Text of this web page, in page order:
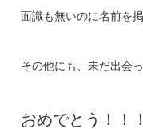
面識も無いのに名前を
その他にも、未だ出会
おめでとう！！！